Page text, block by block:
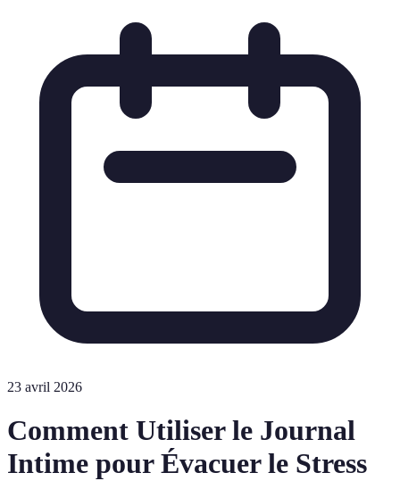
23 avril 2026
Comment Utiliser le Journal
Intime pour Évacuer le Stress